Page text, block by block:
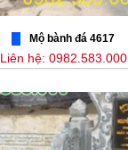
Mộ bành đá 4617
Liên hệ: 0982.583.000